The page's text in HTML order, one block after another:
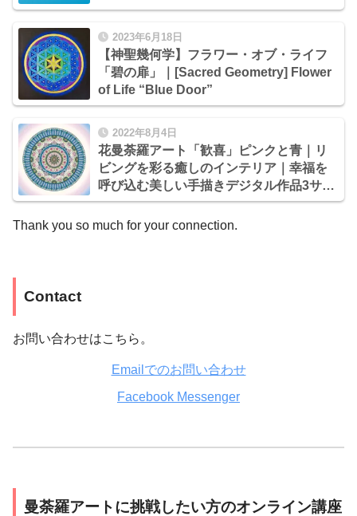
2023年6月18日
【神聖幾何学】フラワー・オブ・ライフ
「碧の扉」｜[Sacred Geometry] Flower
of Life “Blue Door”
2022年8月4日
花曼荼羅アート「歓喜」ピンクと青｜リ
ビングを彩る癒しのインテリア｜幸福を
呼び込む美しい手描きデジタル作品3サイ
ズ
Thank you so much for your connection.
Contact
お問い合わせはこちら。
Emailでのお問い合わせ
Facebook Messenger
曼荼羅アートに挑戦したい方のオンライン講座